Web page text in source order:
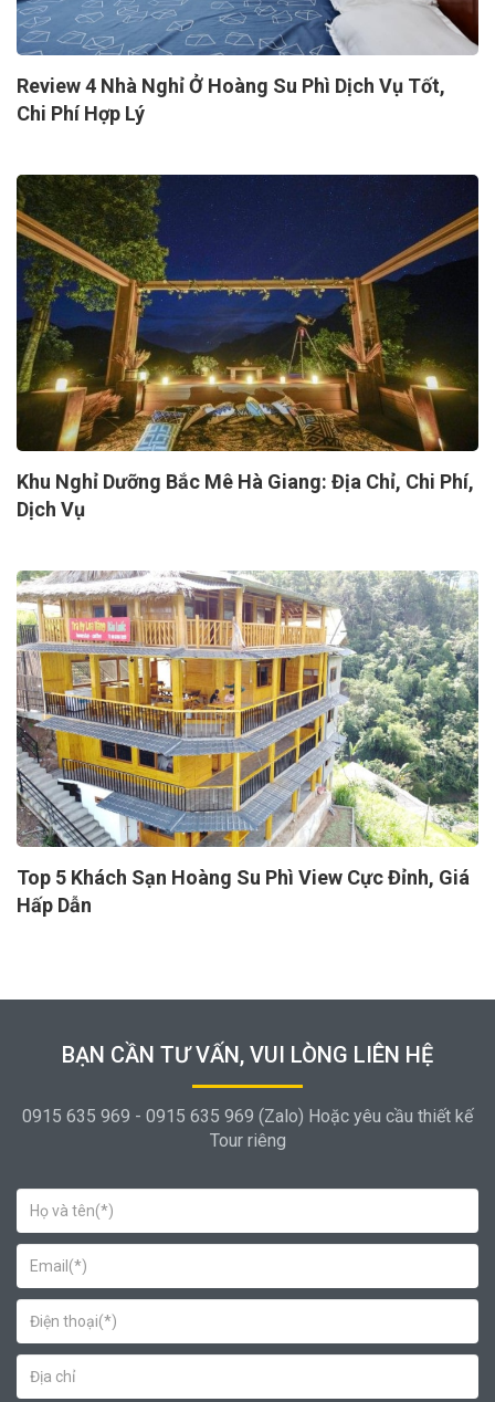
Review 4 Nhà Nghỉ Ở Hoàng Su Phì Dịch Vụ Tốt,
Chi Phí Hợp Lý
Khu Nghỉ Dưỡng Bắc Mê Hà Giang: Địa Chỉ, Chi Phí,
Dịch Vụ
Top 5 Khách Sạn Hoàng Su Phì View Cực Đỉnh, Giá
Hấp Dẫn
BẠN CẦN TƯ VẤN, VUI LÒNG LIÊN HỆ
0915 635 969 - 0915 635 969 (Zalo) Hoặc yêu cầu thiết kế
Tour riêng